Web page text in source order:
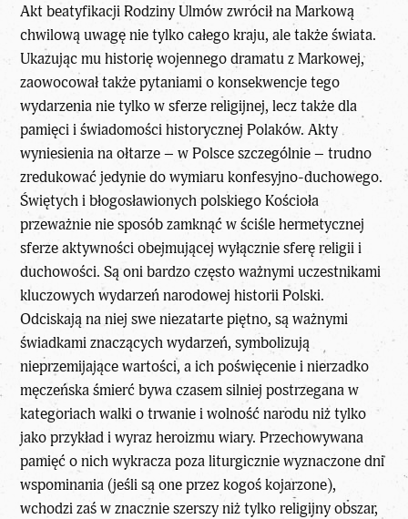
Akt beatyfikacji Rodziny Ulmów zwrócił na Markową
chwilową uwagę nie tylko całego kraju, ale także świata.
Ukazując mu historię wojennego dramatu z Markowej,
zaowocował także pytaniami o konsekwencje tego
wydarzenia nie tylko w sferze religijnej, lecz także dla
pamięci i świadomości historycznej Polaków. Akty
wyniesienia na ołtarze – w Polsce szczególnie – trudno
zredukować jedynie do wymiaru konfesyjno-duchowego.
Świętych i błogosławionych polskiego Kościoła
przeważnie nie sposób zamknąć w ściśle hermetycznej
sferze aktywności obejmującej wyłącznie sferę religii i
duchowości. Są oni bardzo często ważnymi uczestnikami
kluczowych wydarzeń narodowej historii Polski.
Odciskają na niej swe niezatarte piętno, są ważnymi
świadkami znaczących wydarzeń, symbolizują
nieprzemijające wartości, a ich poświęcenie i nierzadko
męczeńska śmierć bywa czasem silniej postrzegana w
kategoriach walki o trwanie i wolność narodu niż tylko
jako przykład i wyraz heroizmu wiary. Przechowywana
pamięć o nich wykracza poza liturgicznie wyznaczone dni
wspominania (jeśli są one przez kogoś kojarzone),
wchodzi zaś w znacznie szerszy niż tylko religijny obszar,